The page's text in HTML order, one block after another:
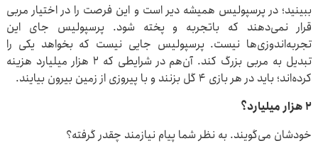
ببینید؛ در پرسپولیس همیشه دیر است و این فرصت را در اختیار مربی
قرار نمی‌دهند که باتجربه و پخته شود. پرسپولیس جای این
تجربه‌اندوزی‌ها نیست. پرسپولیس جایی نیست که بخواهد یکی را
تبدیل به مربی بزرگ کند. آن‌هم در شرایطی که ۲ هزار میلیارد هزینه
کرده‌اند؛ باید در هر بازی ۴ گل بزنند و با پیروزی از زمین بیرون بیایند.
۲ هزار میلیارد؟
خودشان می‌گویند. به نظر شما پیام نیازمند چقدر گرفته؟